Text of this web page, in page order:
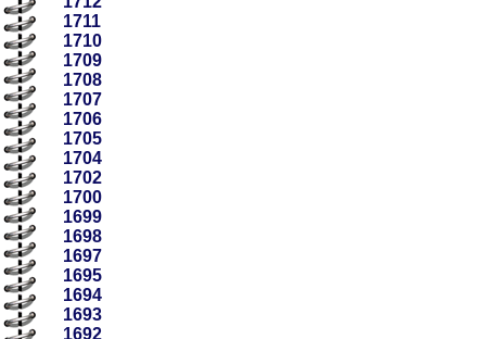
1711
1710
1709
1708
1707
1706
1705
1704
1702
1700
1699
1698
1697
1695
1694
1693
1692